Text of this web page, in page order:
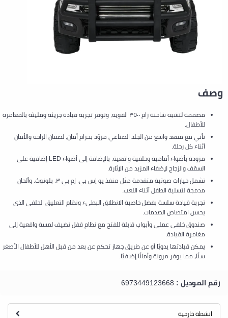
وصف
مصممة لتشبه شاحنة رام ٣٥٠٠ القوية، وتوفر تجربة قيادة جريئة ومليئة بالمغامرة
للأطفال.
تأتي مع مقعد واسع من الجلد الصناعي مزوّد بحزام أمان، لضمان الراحة والأمان
أثناء كل رحلة.
مزودة بأضواء أمامية وخلفية واقعية، بالإضافة إلى أضواء LED إضافية على
السقف والزجاج لإضفاء المزيد من الإثارة.
تشمل خيارات صوتية متقدمة مثل منفذ يو إس بي، إم بي ٣، بلوتوث، وألحان
مدمجة لتسلية الطفل أثناء اللعب.
تجربة قيادة سلسة بفضل خاصية الانطلاق البطيء ونظام التعليق الخلفي الذي
يحسن امتصاص الصدمات.
صندوق خلفي عملي وأبواب قابلة للفتح مع نظام قفل تضيف لمسة واقعية إلى
مغامرة القيادة.
يمكن قيادتها يدويًا أو عن طريق جهاز تحكم عن بعد من قبل الأهل للأطفال الأصغر
سنًا، مما يوفر مرونة وأمانًا إضافيًا.
رقم الموديل : 6973449123668
انشطة خارجية